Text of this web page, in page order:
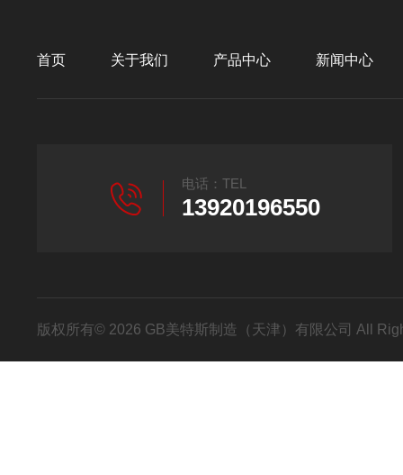
首页 关于我们 产品中心 新闻中心
电话：TEL
13920196550
版权所有© 2026 GB美特斯制造（天津）有限公司 All